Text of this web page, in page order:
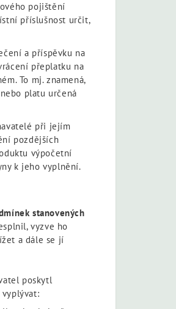
pojištění
příslušnost určit,
a příspěvku na
přeplatku na
To mj. znamená,
platu určená
při jejím
pozdějších
výpočetní
k jeho vyplnění.
stanovených
vyzve ho
a dále se jí
poskytl